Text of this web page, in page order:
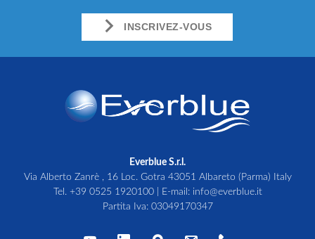
INSCRIVEZ-VOUS
Everblue S.r.l.
Via Alberto Zanrè , 16 Loc. Gotra 43051 Albareto (Parma) Italy
Tel. +39 0525 1920100| E-mail: info@everblue.it
Partita Iva: 03049170347